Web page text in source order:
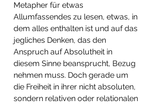
Metapher für etwas
Allumfassendes zu lesen, etwas, in
dem alles enthalten ist und auf das
jegliches Denken, das den
Anspruch auf Absolutheit in
diesem Sinne beansprucht, Bezug
nehmen muss. Doch gerade um
die Freiheit in ihrer nicht absoluten,
sondern relativen oder relationalen